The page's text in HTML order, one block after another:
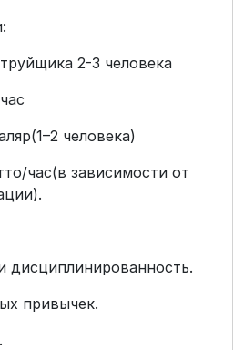
2-3 человека
человека)
час(в зависимости от
дисциплинированность.
привычек.